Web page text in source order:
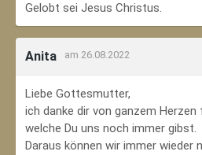
Gelobt sei Jesus Christus.
Anita am 26.08.2022
Liebe Gottesmutter,
ich danke dir von ganzem
welche Du uns noch immer gibst.
Daraus können wir immer wieder